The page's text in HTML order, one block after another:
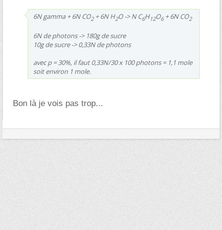
6N gamma + 6N CO2+ 6N H2O -> N C6H 12O6+ 6N CO2
6N de photons -> 180g de sucre
10g de sucre -> 0,33N de photons
avec p = 30%, il faut 0,33N/30 x 100 photons = 1,1 mole
soit environ 1 mole.
Bon là je vois pas trop...